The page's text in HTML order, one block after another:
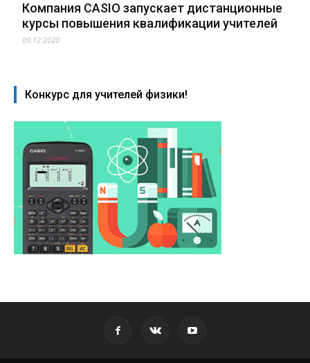
Компания CASIO запускает дистанционные
курсы повышения квалификации учителей
09.12.2020
Конкурс для учителей физики!